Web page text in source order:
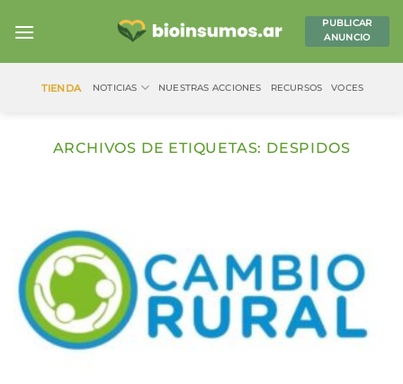
PUBLICAR
ANUNCIO
TIENDA NOTICIAS NUESTRAS ACCIONES RECURSOS VOCES
ARCHIVOS DE ETIQUETAS: DESPIDOS